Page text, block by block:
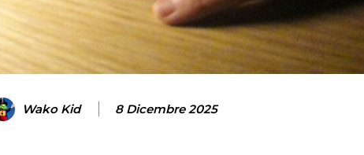
Wako Kid 8 Dicembre 2025